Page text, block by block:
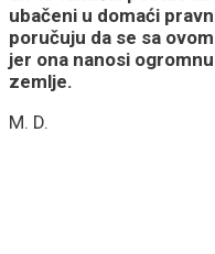
ubačeni u domaći
poručuju da se sa
jer ona nanosi
zemlje.
M. D.